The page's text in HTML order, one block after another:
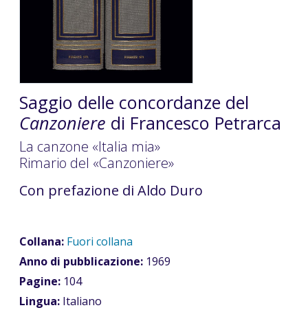
Saggio delle concordanze del
Canzoniere di Francesco Petrarca
La canzone «Italia mia»
Rimario del «Canzoniere»
Con prefazione di Aldo Duro
Collana: Fuori collana
Anno di pubblicazione: 1969
Pagine: 104
Lingua: Italiano